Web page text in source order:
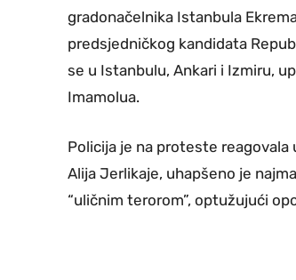
gradonačelnika Istanbula
predsjedničkog kandidata
se u Istanbulu, Ankari i Izmiru,
Imamolua.
Policija je na proteste
Alija Jerlikaje, uhapšeno je
“uličnim terorom”, optužujući